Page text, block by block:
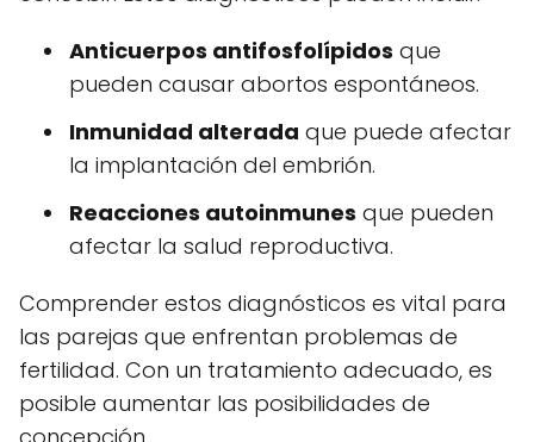
Anticuerpos antifosfolípidos que
pueden causar abortos espontáneos.
Inmunidad alterada que puede afectar
la implantación del embrión.
Reacciones autoinmunes que pueden
afectar la salud reproductiva.
Comprender estos diagnósticos es vital para
las parejas que enfrentan problemas de
fertilidad. Con un tratamiento adecuado, es
posible aumentar las posibilidades de